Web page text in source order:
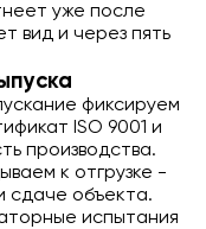
уже после
вид и через пять
фиксируем
ISO 9001 и
производства.
к отгрузке -
сдаче объекта.
испытания